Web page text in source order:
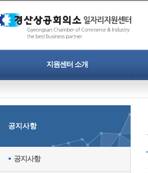
지원센터 소개
찾아오시는길
공지사항
공지사항